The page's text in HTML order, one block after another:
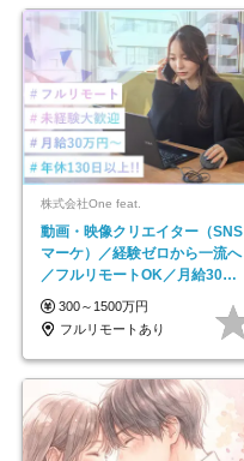
株式会社One feat.
動画・映像クリエイター（SNS
マーケ）／経験ゼロから一流へ
／フルリモートOK／月給30万
円～／年休130日以上
300～1500万円
フルリモートあり